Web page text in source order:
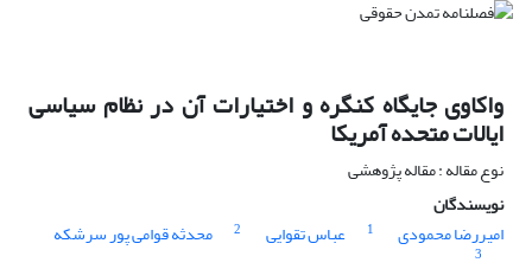
واکاوی جایگاه کنگره و اختیارات آن در نظام سیاسی
ایالات متحده آمریکا
نوع مقاله : مقاله پژوهشی
نویسندگان
امیررضا محمودی
1 عباس تقوایی 2 محدثه قوامی پور سرشکه
3